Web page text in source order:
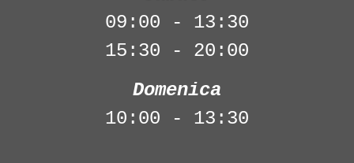
09:00 - 13:30
15:30 - 20:00
Domenica
10:00 - 13:30